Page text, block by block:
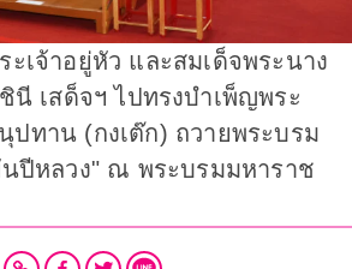
ะเจ้าอยู่หัว และสมเด็จพระนาง
นี เสด็จฯ ไปทรงบำเพ็ญพระ
ทาน (กงเต๊ก) ถวายพระบรม
ปีหลวง" ณ พระบรมมหาราช